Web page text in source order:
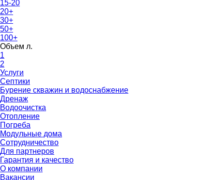
15-20
20+
30+
50+
100+
Объем л.
1
2
Услуги
Септики
Бурение скважин и водоснабжение
Дренаж
Водоочистка
Отопление
Погреба
Модульные дома
Сотрудничество
Для партнеров
Гарантия и качество
О компании
Вакансии